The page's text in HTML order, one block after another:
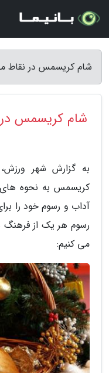
شام کریسمس در نقاط
شام کریسمس در
به گزارش شهر
کریسمس به نحوه
آداب و رسوم خود را
رسوم هر یک از
می کنیم: